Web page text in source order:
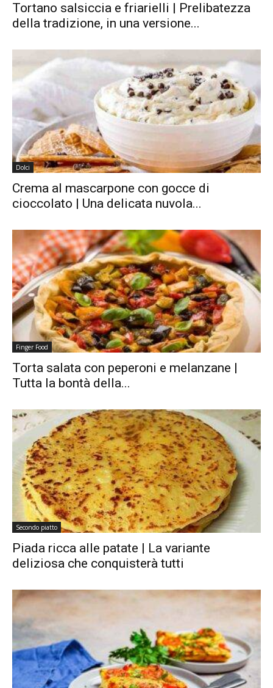
Tortano salsiccia e friarielli | Prelibatezza
della tradizione, in una versione...
Dolci
Crema al mascarpone con gocce di
cioccolato | Una delicata nuvola...
Finger Food
Torta salata con peperoni e melanzane |
Tutta la bontà della...
Secondo piatto
Piada ricca alle patate | La variante
deliziosa che conquisterà tutti